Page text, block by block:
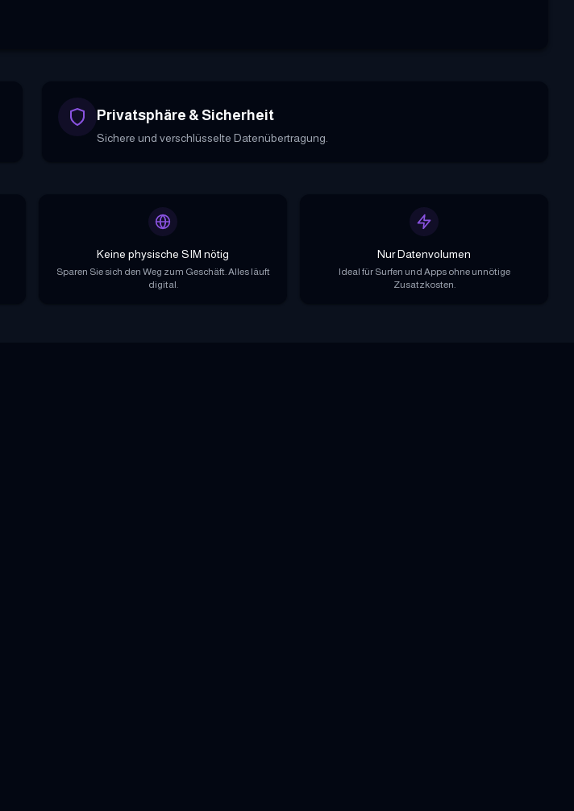
Privatsphäre & Sicherheit
Sichere und verschlüsselte Datenübertragung.
Keine physische SIM nötig
Sparen Sie sich den Weg zum Geschäft. Alles läuft
digital.
Nur Datenvolumen
Ideal für Surfen und Apps ohne unnötige
Zusatzkosten.